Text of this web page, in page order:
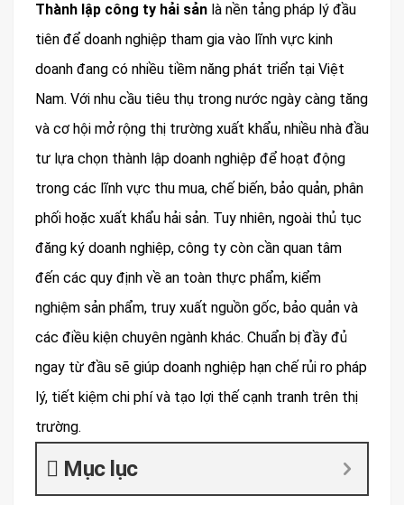
Thành lập công ty hải sản là nền tảng pháp lý đầu
tiên để doanh nghiệp tham gia vào lĩnh vực kinh
doanh đang có nhiều tiềm năng phát triển tại Việt
Nam. Với nhu cầu tiêu thụ trong nước ngày càng tăng
và cơ hội mở rộng thị trường xuất khẩu, nhiều nhà đầu
tư lựa chọn thành lập doanh nghiệp để hoạt động
trong các lĩnh vực thu mua, chế biến, bảo quản, phân
phối hoặc xuất khẩu hải sản. Tuy nhiên, ngoài thủ tục
đăng ký doanh nghiệp, công ty còn cần quan tâm
đến các quy định về an toàn thực phẩm, kiểm
nghiệm sản phẩm, truy xuất nguồn gốc, bảo quản và
các điều kiện chuyên ngành khác. Chuẩn bị đầy đủ
ngay từ đầu sẽ giúp doanh nghiệp hạn chế rủi ro pháp
lý, tiết kiệm chi phí và tạo lợi thế cạnh tranh trên thị
trường.
Mục lục